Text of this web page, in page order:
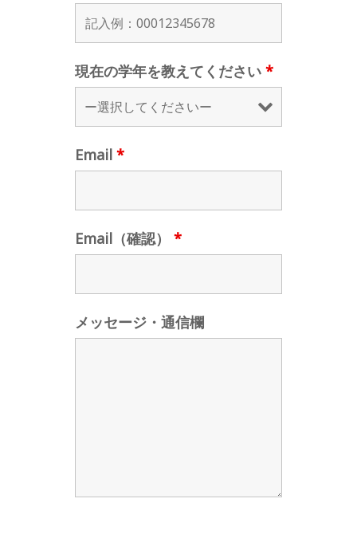
現在の学年を教えてください *
Email *
Email（確認） *
メッセージ・通信欄